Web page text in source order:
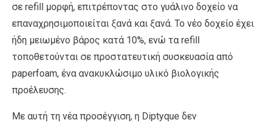
σε refill μορφή, επιτρέποντας στο γυάλινο δοχείο να
επαναχρησιμοποιείται ξανά και ξανά. Το νέο δοχείο έχει
ήδη μειωμένο βάρος κατά 10%, ενώ τα refill
τοποθετούνται σε προστατευτική συσκευασία από
paperfoam, ένα ανακυκλώσιμο υλικό βιολογικής
προέλευσης.
Με αυτή τη νέα προσέγγιση, η Diptyque δεν